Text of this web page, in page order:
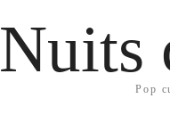
Nuits
Pop